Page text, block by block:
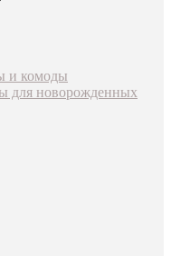
и комоды
для новорожденных